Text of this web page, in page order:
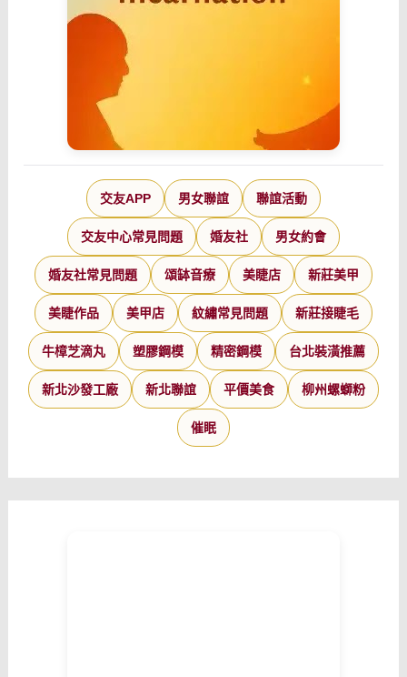
交友APP 男女聯誼 聯誼活動
交友中心常見問題 婚友社 男女約會
婚友社常見問題 頌缽音療 美睫店 新莊美甲
美睫作品 美甲店 紋繡常見問題 新莊接睫毛
牛樟芝滴丸 塑膠鋼模 精密鋼模 台北裝潢推薦
新北沙發工廠 新北聯誼 平價美食 柳州螺螄粉
催眠